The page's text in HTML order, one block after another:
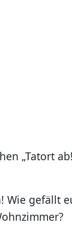
„Tatort
Wie gefällt